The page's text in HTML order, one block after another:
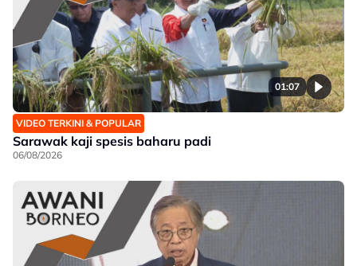
01:07
VIDEO TERKINI & POPULAR
Sarawak kaji spesis baharu padi
06/08/2026